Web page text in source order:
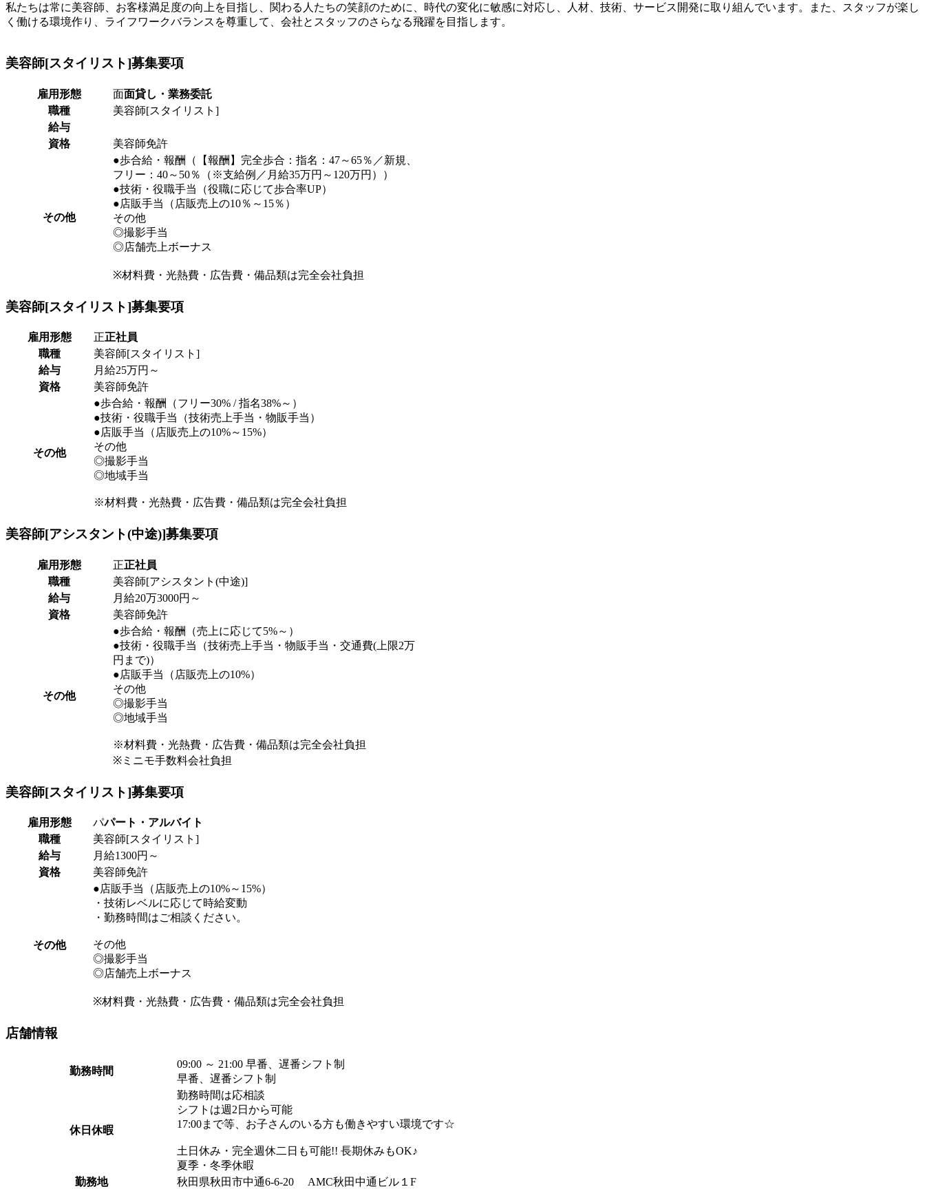
私たちは常に美容師、お客様満足度の向上を目指し、関わる人たちの笑顔のために、時代の変化に敏感に対応し、人材、技術、サービス開発に取り組んでいます。また、スタッフが楽し
く働ける環境作り、ライフワークバランスを尊重して、会社とスタッフのさらなる飛躍を目指します。
美容師[スタイリスト]募集要項
雇用形態 面面貸し・業務委託
職種
美容師[スタイリスト]
給与
資格
美容師免許
その他
●歩合給・報酬（【報酬】完全歩合：指名：47～65％／新規、
フリー：40～50％（※支給例／月給35万円～120万円））
●技術・役職手当（役職に応じて歩合率UP）
●店販手当（店販売上の10％～15％）
その他
◎撮影手当
◎店舗売上ボーナス
※材料費・光熱費・広告費・備品類は完全会社負担
美容師[スタイリスト]募集要項
雇用形態 正正社員
職種
美容師[スタイリスト]
給与
月給25万円～
資格
美容師免許
その他
●歩合給・報酬（フリー30% / 指名38%～）
●技術・役職手当（技術売上手当・物販手当）
●店販手当（店販売上の10%～15%）
その他
◎撮影手当
◎地域手当
※材料費・光熱費・広告費・備品類は完全会社負担
美容師[アシスタント(中途)]募集要項
雇用形態 正正社員
職種
美容師[アシスタント(中途)]
給与
月給20万3000円～
資格
美容師免許
その他
●歩合給・報酬（売上に応じて5%～）
●技術・役職手当（技術売上手当・物販手当・交通費(上限2万
円まで)）
●店販手当（店販売上の10%）
その他
◎撮影手当
◎地域手当
※材料費・光熱費・広告費・備品類は完全会社負担
※ミニモ手数料会社負担
美容師[スタイリスト]募集要項
雇用形態 パパート・アルバイト
職種
美容師[スタイリスト]
給与
月給1300円～
資格
美容師免許
その他
●店販手当（店販売上の10%～15%）
・技術レベルに応じて時給変動
・勤務時間はご相談ください。
その他
◎撮影手当
◎店舗売上ボーナス
※材料費・光熱費・広告費・備品類は完全会社負担
店舗情報
勤務時間
09:00 ～ 21:00 早番、遅番シフト制
早番、遅番シフト制
休日休暇
勤務時間は応相談
シフトは週2日から可能
17:00まで等、お子さんのいる方も働きやすい環境です☆
土日休み・完全週休二日も可能!! 長期休みもOK♪
夏季・冬季休暇
勤務地
秋田県秋田市中通6-6-20 AMC秋田中通ビル１F